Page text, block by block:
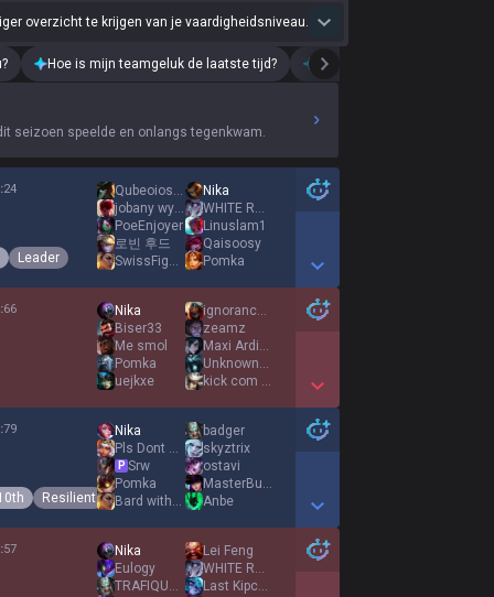
overzicht te krijgen van je vaardigheidsniveau.
Hoe is mijn teamgeluk de laatste tijd? Analyseer mijn recente
seizoen speelde en onlangs tegenkwam.
:24
Leader
Qubeoiosera
jobany wykret
PoeEnjoyer
로빈 후드
SwissFighterDH
Nika
WHITE ROOM
Linuslam1
Qaisoosy
Pomka
Show More Detail Games
:66
Nika
Biser33
Me smol
Pomka
uejkxe
ignorance is
zeamz
Maxi Ardian662
UnknownSwede
kick com DoggieS
Show More Detail Games
:79
Resilient
Nika
Pls Dont Ban Yi
P Srw
Pomka
Bard without R
badger
skyztrix
ostavi
MasterBull3t
Anbe
Show More Detail Games
:57
Nika
Eulogy
TRAFIQUANT2STUP
Lei Feng
WHITE ROOM
Last Kipchak